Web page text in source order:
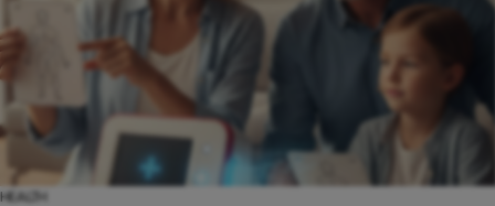
HEALTH